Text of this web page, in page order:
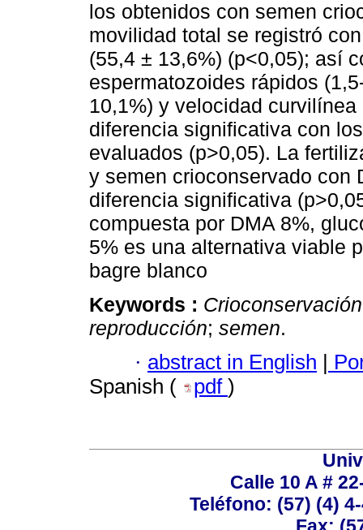
los obtenidos con semen
movilidad total se registró
(55,4 ± 13,6%) (p<0,05); así
espermatozoides rápidos
10,1%) y velocidad
diferencia significativa con
evaluados (p>0,05). La
y semen crioconservado con
diferencia significativa
compuesta por DMA 8%,
5% es una alternativa viable
bagre blanco
Keywords : Crioconservación
reproducción; semen.
· abstract in English
Spanish (
pdf )
Calle 10 A #
Teléfono: (57) (4)